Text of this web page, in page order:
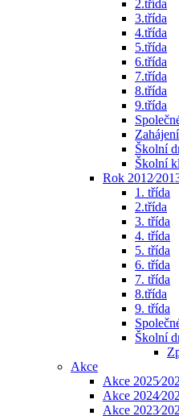
2.třída
3.třída
4.třída
5.třída
6.třída
7.třída
8.třída
9.třída
Školní
Školní
Rok
1. třída
2.třída
3. třída
4. třída
5. třída
6. třída
7. třída
8.třída
9. třída
Školní
Akce
Akce
Akce
Akce